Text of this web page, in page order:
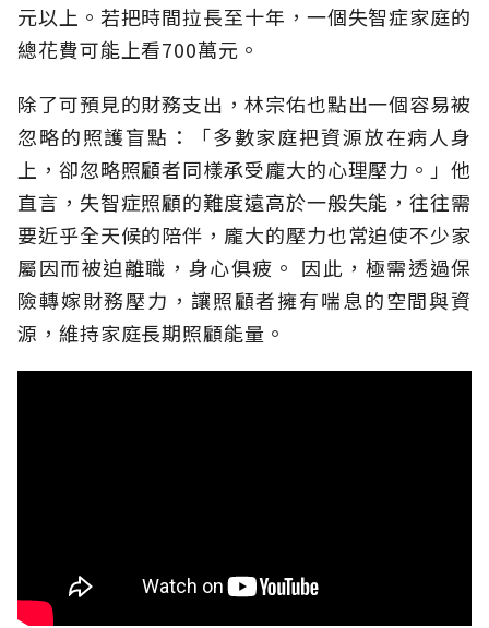
元以上。若把時間拉長至十年，一個失智症家庭的
總花費可能上看700萬元。
除了可預見的財務支出，林宗佑也點出一個容易被
忽略的照護盲點：「多數家庭把資源放在病人身
上，卻忽略照顧者同樣承受龐大的心理壓力。」他
直言，失智症照顧的難度遠高於一般失能，往往需
要近乎全天候的陪伴，龐大的壓力也常迫使不少家
屬因而被迫離職，身心俱疲。 因此，極需透過保
險轉嫁財務壓力，讓照顧者擁有喘息的空間與資
源，維持家庭長期照顧能量。